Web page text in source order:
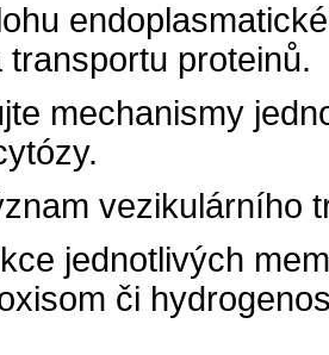
transportu proteinů.
mechanismy
vezikulárního
jednotlivých
či